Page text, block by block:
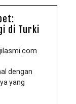
di Turki
dengan
yang